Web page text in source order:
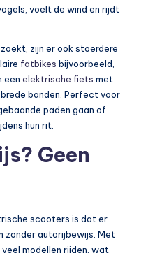
voelt de wind en rijdt
zijn er ook stoerdere
fatbikes bijvoorbeeld,
een elektrische fiets met
banden. Perfect voor
paden gaan of
hun rit.
Geen
scooters is dat er
zonder autorijbewijs. Met
modellen rijden, wat